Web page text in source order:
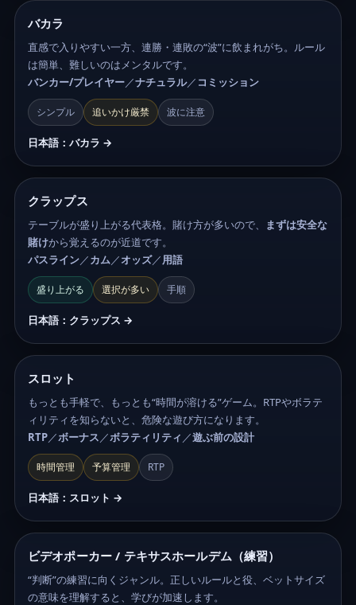
バカラ
直感で入りやすい一方、連勝・連敗の“波”に飲まれがち。ルール
は簡単、難しいのはメンタルです。
バンカー/プレイヤー／ナチュラル／ コミッション
シンプル 追いかけ厳禁 波に注意
日本語：バカラ →
クラップス
テーブルが盛り上がる代表格。賭け方が多いので、
まずは安全な
賭けから覚えるのが近道です。
パスライン／カム／オッズ／用語
盛り上がる 選択が多い 手順
日本語：クラップス →
スロット
もっとも手軽で、もっとも“時間が溶ける”ゲーム。RTPやボラテ
ィリティを知らないと、危険な遊び方になります。
RTP／ボーナス／ボラティリティ ／遊ぶ前の設計
時間管理 予算管理 RTP
日本語：スロット →
ビデオポーカー / テキサスホールデム（練習）
“判断”の練習に向くジャンル。正しいルールと役、ベットサイズ
の意味を理解すると、学びが加速します。